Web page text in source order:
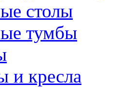
столы
тумбы
и кресла